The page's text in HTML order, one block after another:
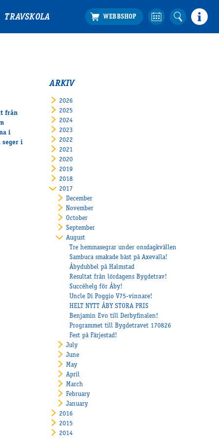
TRAVSKOLA
från
i
seger i
ARKIV
2026
2025
2024
2023
2022
2021
2020
2019
2018
2017
December
November
October
September
August
Tre hemmasegrar under onsdagkvällen
Sambuca smakade bäst på Axevalla!
Åbydubbel på Halmstad
Resultat från lördagens Bygdetrav!
Succéhelg för Åby!
Uncle Di Poggio V75-vinnare!
HELT NYTT ÅBY STORA PRIS
Benjamin Evo till Derbyfinalen!
Programmet till Bygdetravet 170826
Fest på Färjestad!
July
June
May
April
March
February
January
2016
2015
2014